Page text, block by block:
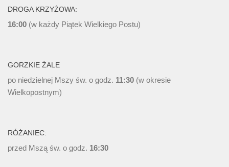
DROGA KRZYŻOWA:
16:00 (w każdy Piątek Wielkiego Postu)
GORZKIE ŻALE
po niedzielnej Mszy św. o godz. 11:30 (w okresie
Wielkopostnym)
RÓŻANIEC:
przed Mszą św. o godz. 16:30